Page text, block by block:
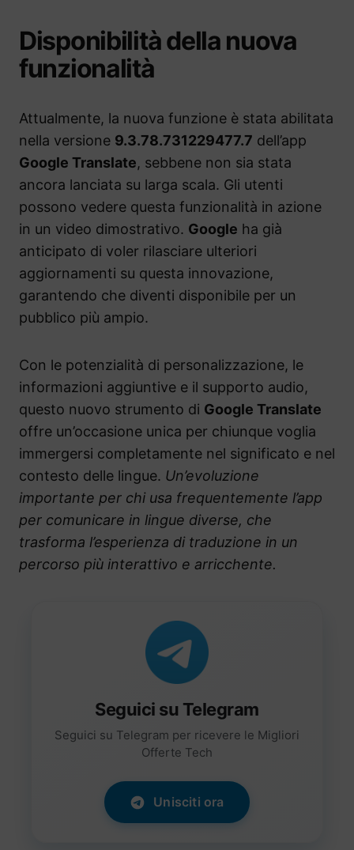
Disponibilità della nuova
funzionalità
Attualmente, la nuova funzione è stata abilitata
nella versione 9.3.78.731229477.7 dell’app
Google Translate, sebbene non sia stata
ancora lanciata su larga scala. Gli utenti
possono vedere questa funzionalità in azione
in un video dimostrativo. Google ha già
anticipato di voler rilasciare ulteriori
aggiornamenti su questa innovazione,
garantendo che diventi disponibile per un
pubblico più ampio.
Con le potenzialità di personalizzazione, le
informazioni aggiuntive e il supporto audio,
questo nuovo strumento di Google Translate
offre un’occasione unica per chiunque voglia
immergersi completamente nel significato e nel
contesto delle lingue. Un’evoluzione
importante per chi usa frequentemente l’app
per comunicare in lingue diverse, che
trasforma l’esperienza di traduzione in un
percorso più interattivo e arricchente.
Seguici su Telegram
Seguici su Telegram per ricevere le Migliori
Offerte Tech
Unisciti ora